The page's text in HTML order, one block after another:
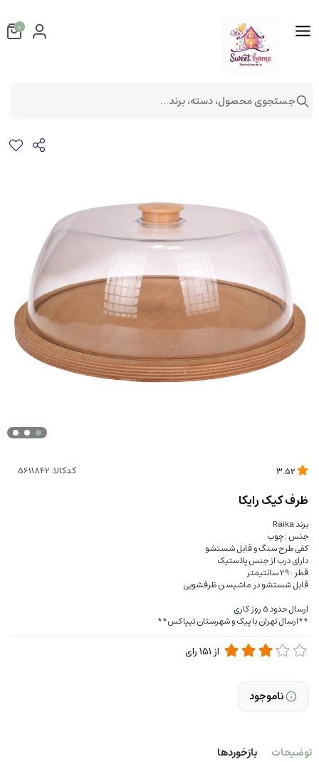
کدکالا:
ظرف کیک رایکا
برند Raika
جنس : چوب
کفی طرح سنگ و قابل شستشو
دارای درب از جنس پلاستیک
قطر : ۲۹ سانتیمتر
قابل شستشو در ماشیسن ظرفشویی
ارسال حدود 5 روز کاری
**ارسال تهران با پیک و شهرستان تیپاکس**
از 151رای
ناموجود
توضیحات بازخوردها
0
جستجوی محصول، دسته، برند...